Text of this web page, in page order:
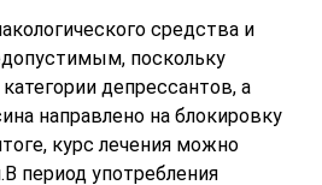
средства и
поскольку
депрессантов, а
направлено на блокировку
курс лечения можно
период употребления